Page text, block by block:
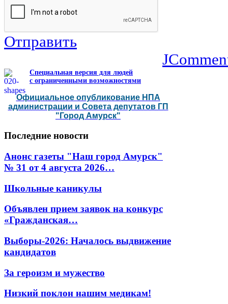
Отправить
Специальная версия для людей
с ограниченными возможностями
Официальное опубликование НПА
администрации и Совета депутатов ГП
"Город Амурск"
Последние новости
Анонс газеты "Наш город Амурск"
№ 31 от 4 августа 2026…
Школьные каникулы
Объявлен прием заявок на конкурс
«Гражданская…
Выборы-2026: Началось выдвижение
кандидатов
За героизм и мужество
Низкий поклон нашим медикам!